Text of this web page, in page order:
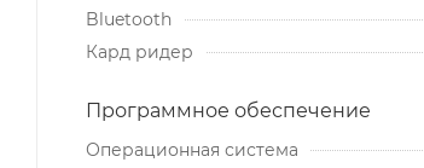
Bluetooth
Кард ридер
Программное обеспечение
Операционная система